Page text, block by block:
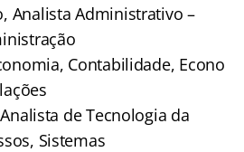
Analista Administrativo –
Contabilidade, Econo
de Tecnologia da
Sistemas